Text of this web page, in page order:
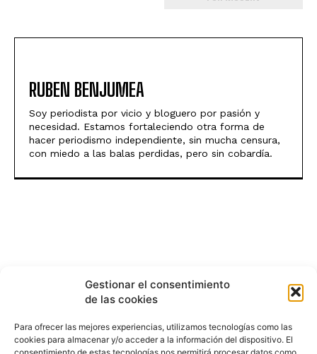
Gestionar el consentimiento
de las cookies
Para ofrecer las mejores experiencias, utilizamos tecnologías como las
cookies para almacenar y/o acceder a la información del dispositivo. El
RUBEN BENJUMEA
Soy periodista por vicio y bloguero por pasión y
necesidad. Estamos fortaleciendo otra forma de
hacer periodismo independiente, sin mucha censura,
con miedo a las balas perdidas, pero sin cobardía.